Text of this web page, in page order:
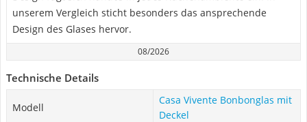
unserem Vergleich sticht besonders das ansprechende
Design des Glases hervor.
08/2026
Technische Details
Modell
Casa Vivente Bonbonglas mit
Deckel